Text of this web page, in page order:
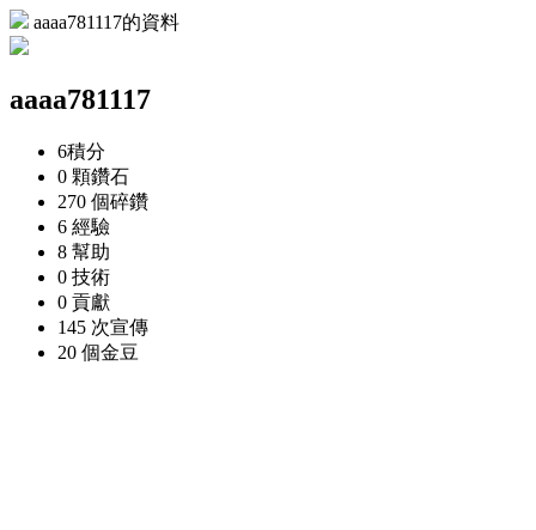
aaaa781117的資料
aaaa781117
6積分
0 顆鑽石
270 個碎鑽
6 經驗
8 幫助
0 技術
0 貢獻
145 次宣傳
20 個金豆